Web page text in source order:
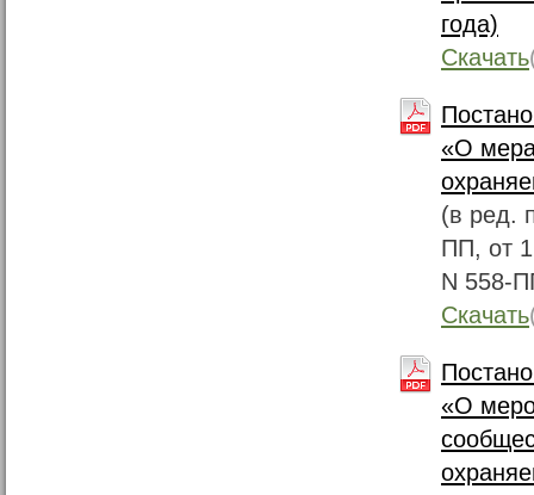
года)
Скачать
«О
(в ред.
ПП, от
N
Скачать
«О